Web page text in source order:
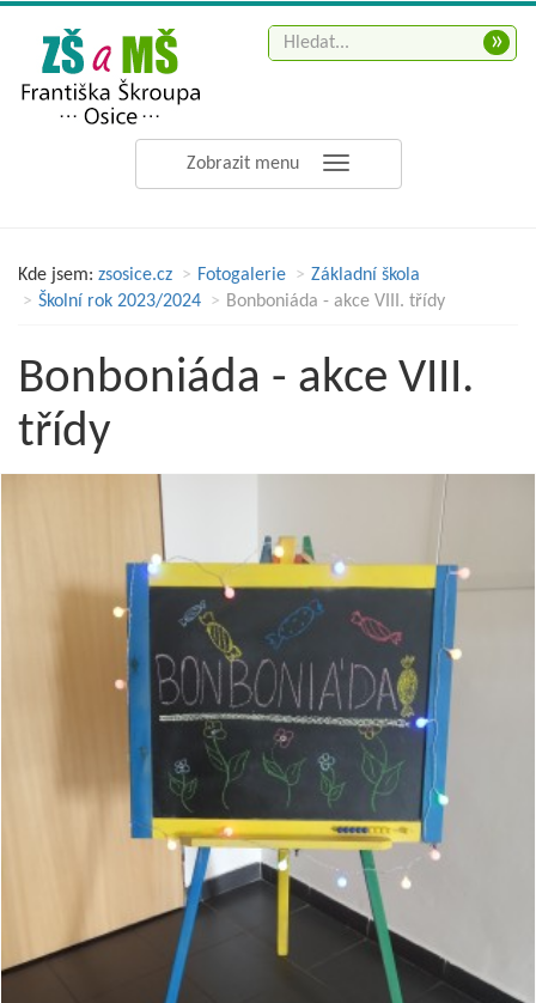
Zobrazit menu
»
Kde jsem: zsosice.cz Fotogalerie
Základní škola
Školní rok 2023/2024
Bonboniáda - akce VIII. třídy
Bonboniáda - akce VIII.
třídy